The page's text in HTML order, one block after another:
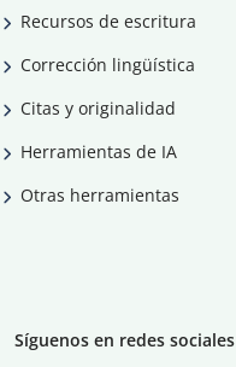
Recursos de escritura
Corrección lingüística
Citas y originalidad
Herramientas de IA
Otras herramientas
Síguenos en redes sociales